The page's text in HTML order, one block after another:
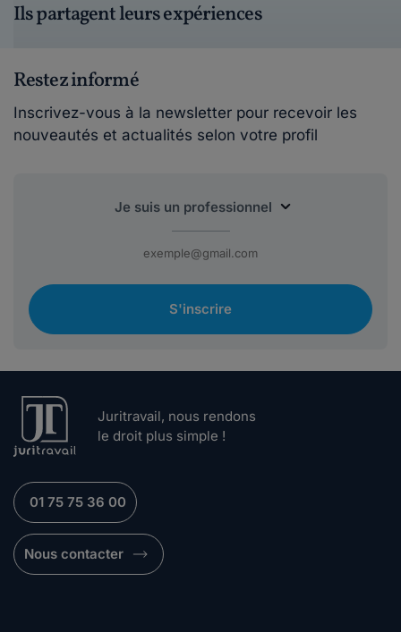
Ils partagent leurs expériences
Restez informé
Inscrivez-vous à la newsletter pour recevoir les
nouveautés et actualités selon votre profil
S'inscrire
Juritravail, nous rendons
le droit plus simple !
01 75 75 36 00
Nous contacter